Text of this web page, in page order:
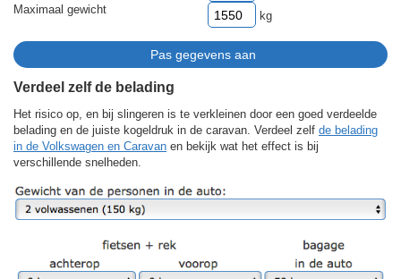
Maximaal gewicht kg
Verdeel zelf de belading
Het risico op, en bij slingeren is te verkleinen door een goed verdeelde
belading en de juiste kogeldruk in de caravan. Verdeel zelf de belading
in de Volkswagen en Caravan en bekijk wat het effect is bij
verschillende snelheden.